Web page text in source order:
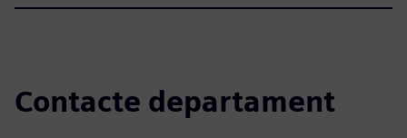
Contacte departament